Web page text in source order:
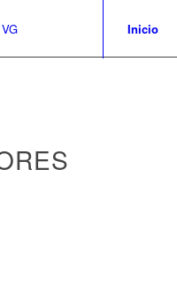
Inicio